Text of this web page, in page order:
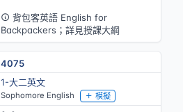
背包客英語 English for
Backpackers；詳見授課大綱
4075
1-大二英文
Sophomore English 模擬